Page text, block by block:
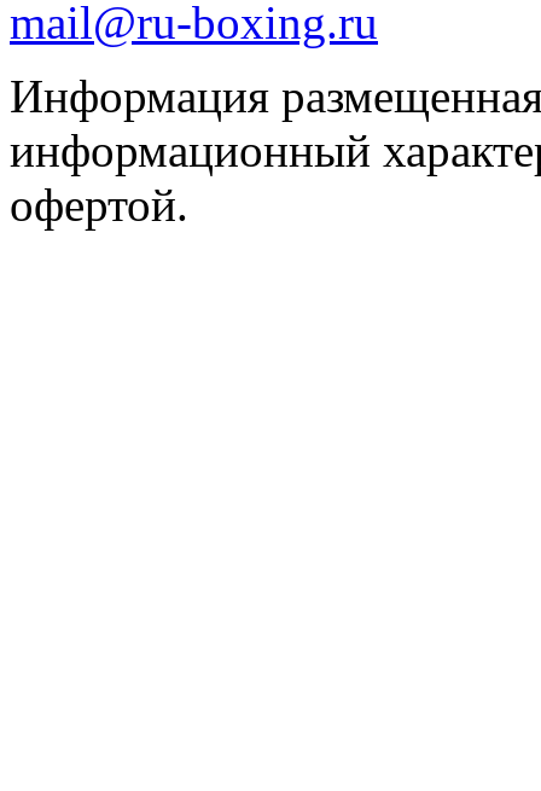
mail@ru-boxing.ru
Информация
информационный
офертой.